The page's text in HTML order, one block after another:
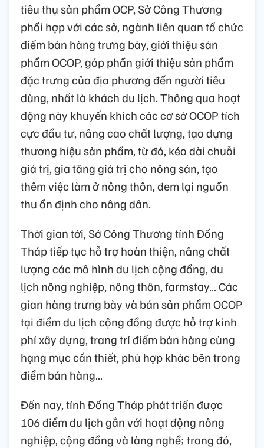
tiêu thụ sản phẩm OCP, Sở Công Thương
phối hợp với các sở, ngành liên quan tổ chức
điểm bán hàng trưng bày, giới thiệu sản
phẩm OCOP, góp phần giới thiệu sản phẩm
đặc trưng của địa phương đến người tiêu
dùng, nhất là khách du lịch. Thông qua hoạt
động này khuyến khích các cơ sở OCOP tích
cực đầu tư, nâng cao chất lượng, tạo dựng
thương hiệu sản phẩm, từ đó, kéo dài chuỗi
giá trị, gia tăng giá trị cho nông sản, tạo
thêm việc làm ở nông thôn, đem lại nguồn
thu ổn định cho nông dân.
Thời gian tới, Sở Công Thương tỉnh Đồng
Tháp tiếp tục hỗ trợ hoàn thiện, nâng chất
lượng các mô hình du lịch cộng đồng, du
lịch nông nghiệp, nông thôn, farmstay… Các
gian hàng trưng bày và bán sản phẩm OCOP
tại điểm du lịch cộng đồng được hỗ trợ kinh
phí xây dựng, trang trí điểm bán hàng cùng
hạng mục cần thiết, phù hợp khác bên trong
điểm bán hàng…
Đến nay, tỉnh Đồng Tháp phát triển được
106 điểm du lịch gắn với hoạt động nông
nghiệp, cộng đồng và làng nghề; trong đó,